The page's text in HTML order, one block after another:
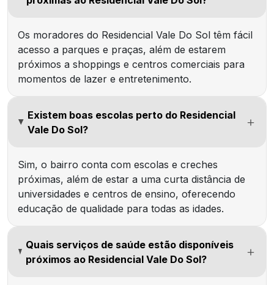
Os moradores do Residencial Vale Do Sol têm fácil
acesso a parques e praças, além de estarem
próximos a shoppings e centros comerciais para
momentos de lazer e entretenimento.
Existem boas escolas perto do Residencial
Vale Do Sol?
Sim, o bairro conta com escolas e creches
próximas, além de estar a uma curta distância de
universidades e centros de ensino, oferecendo
educação de qualidade para todas as idades.
Quais serviços de saúde estão disponíveis
próximos ao Residencial Vale Do Sol?